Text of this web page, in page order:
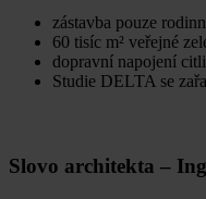
zástavba pouze
60 tisíc m² veřejné
dopravní napojení
Studie DELTA se
Slovo architekta –